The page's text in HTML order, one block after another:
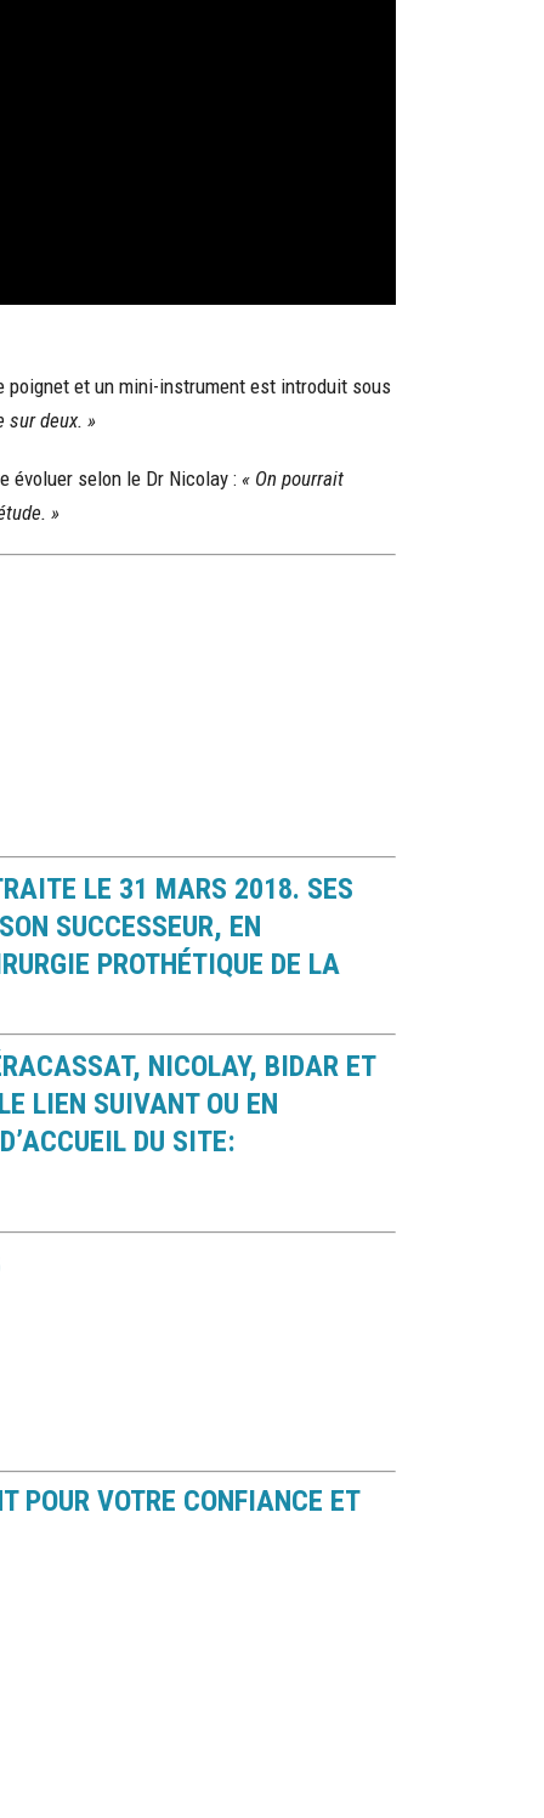
poignet et un mini-instrument est introduit sous
sur deux. »
évoluer selon le Dr Nicolay : « On pourrait
»
LE 31 MARS 2018. SES
SUCCESSEUR, EN
PROTHÉTIQUE DE LA
NICOLAY, BIDAR ET
LIEN SUIVANT OU EN
DU SITE:
POUR VOTRE CONFIANCE ET